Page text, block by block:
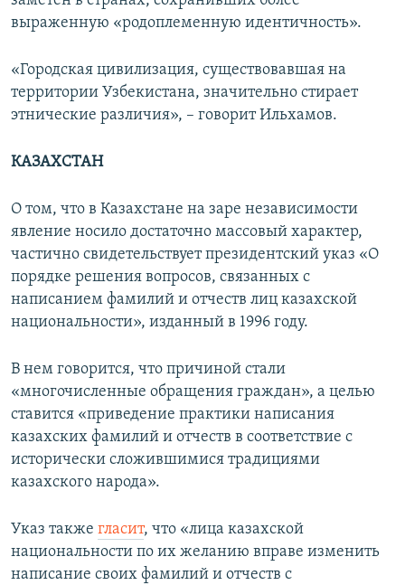
выраженную «родоплеменную идентичность».
«Городская цивилизация, существовавшая на
территории Узбекистана, значительно стирает
этнические различия», – говорит Ильхамов.
КАЗАХСТАН
О том, что в Казахстане на заре независимости
явление носило достаточно массовый характер,
частично свидетельствует президентский указ «О
порядке решения вопросов, связанных с
написанием фамилий и отчеств лиц казахской
национальности», изданный в 1996 году.
В нем говорится, что причиной стали
«многочисленные обращения граждан», а целью
ставится «приведение практики написания
казахских фамилий и отчеств в соответствие с
исторически сложившимися традициями
казахского народа».
Указ также гласит, что «лица казахской
национальности по их желанию вправе изменить
написание своих фамилий и отчеств с